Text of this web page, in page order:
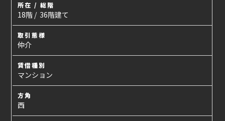
所在 / 総階
18階 / 36階建て
取引態様
仲介
賃借種別
マンション
方角
西